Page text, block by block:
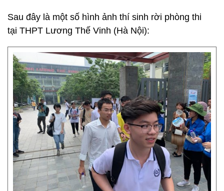
Sau đây là một số hình ảnh thí sinh rời phòng thi
tại THPT Lương Thế Vinh (Hà Nội):